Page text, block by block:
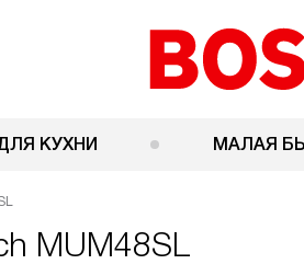
КУХНИ МАЛАЯ
MUM48SL